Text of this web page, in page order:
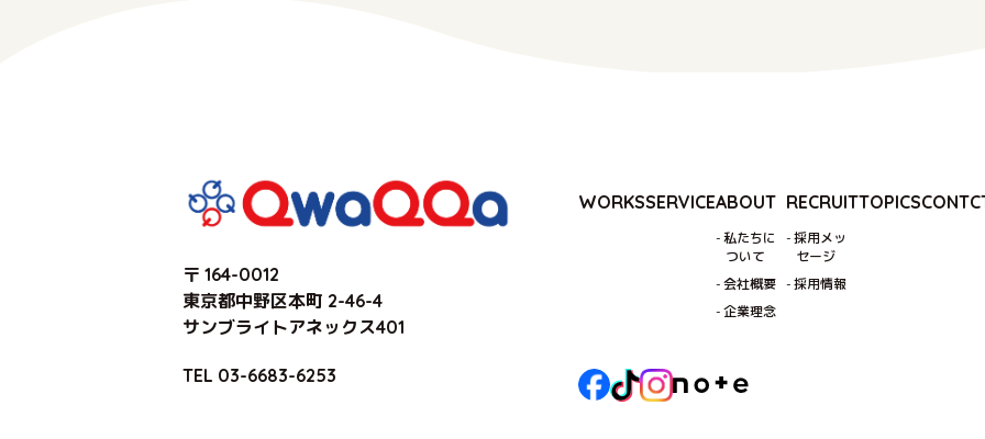
【電話番号】03‐6683‐6253
【メールアドレス】qwaqqa_info@studiotridea.com
〒 164-0012
東京都中野区本町 2-46-4
サンブライトアネックス401
TEL 03-6683-6253
WORKSSERVICEABOUT
私たちに
ついて
会社概要
企業理念
RECRUIT
採用メッ
セージ
採用情報
TOPICS